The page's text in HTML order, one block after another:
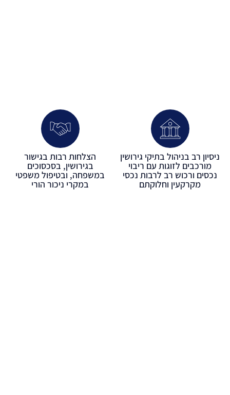
ניסיון רב בניהול בתיקי גירושין
מורכבים לזוגות עם ריבוי
נכסים ורכוש רב לרבות נכסי
מקרקעין וחלוקתם
הצלחות רבות בגישור
בגירושין, בסכסוכים
במשפחה, ובטיפול משפטי
במקרי ניכור הורי